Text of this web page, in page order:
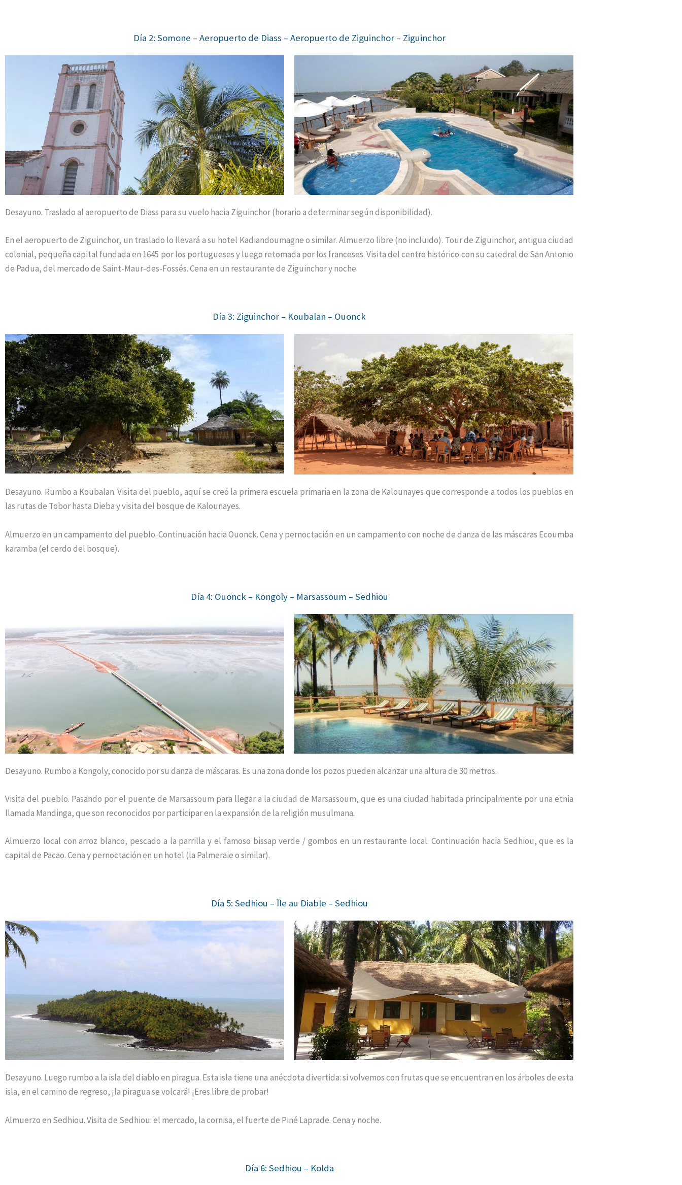
Día 2: Somone – Aeropuerto de Diass – Aeropuerto de Ziguinchor – Ziguinchor
Desayuno. Traslado al aeropuerto de Diass para su vuelo hacia Ziguinchor (horario a determinar según disponibilidad).
En el aeropuerto de Ziguinchor, un traslado lo llevará a su hotel Kadiandoumagne o similar. Almuerzo libre (no incluido). Tour de Ziguinchor, antigua ciudad
colonial, pequeña capital fundada en 1645 por los portugueses y luego retomada por los franceses. Visita del centro histórico con su catedral de San Antonio
de Padua, del mercado de Saint-Maur-des-Fossés. Cena en un restaurante de Ziguinchor y noche.
Día 3: Ziguinchor – Koubalan – Ouonck
Desayuno. Rumbo a Koubalan. Visita del pueblo, aquí se creó la primera escuela primaria en la zona de Kalounayes que corresponde a todos los pueblos en
las rutas de Tobor hasta Dieba y visita del bosque de Kalounayes.
Almuerzo en un campamento del pueblo. Continuación hacia Ouonck. Cena y pernoctación en un campamento con noche de danza de las máscaras Ecoumba
karamba (el cerdo del bosque).
Día 4: Ouonck – Kongoly – Marsassoum – Sedhiou
Desayuno. Rumbo a Kongoly, conocido por su danza de máscaras. Es una zona donde los pozos pueden alcanzar una altura de 30 metros.
Visita del pueblo. Pasando por el puente de Marsassoum para llegar a la ciudad de Marsassoum, que es una ciudad habitada principalmente por una etnia
llamada Mandinga, que son reconocidos por participar en la expansión de la religión musulmana.
Almuerzo local con arroz blanco, pescado a la parrilla y el famoso bissap verde / gombos en un restaurante local. Continuación hacia Sedhiou, que es la
capital de Pacao. Cena y pernoctación en un hotel (la Palmeraie o similar).
Día 5: Sedhiou – Île au Diable – Sedhiou
Desayuno. Luego rumbo a la isla del diablo en piragua. Esta isla tiene una anécdota divertida: si volvemos con frutas que se encuentran en los árboles de esta
isla, en el camino de regreso, ¡la piragua se volcará! ¡Eres libre de probar!
Almuerzo en Sedhiou. Visita de Sedhiou: el mercado, la cornisa, el fuerte de Piné Laprade. Cena y noche.
Día 6: Sedhiou – Kolda